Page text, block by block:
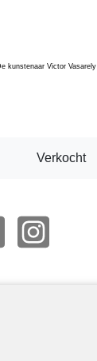
kunstenaar Victor Vasarely
Verkocht